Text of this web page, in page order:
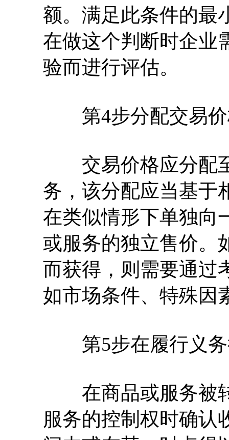
额。满足此条件的最
在做这个判断时企业
验而进行评估。
第4步分配交易价
交易价格应分配至
务，该分配应当基于
在类似情形下单独向
或服务的独立售价。
而获得，则需要通过
如市场条件、特殊因
第5步在履行义务
在商品或服务被转
服务的控制权时确认